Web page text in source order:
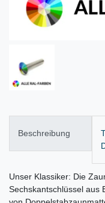
Beschreibung
Unser Klassiker: Die
Sechskantschlüssel aus